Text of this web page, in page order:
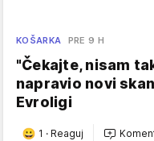
KOŠARKA PRE 9 H
"Čekajte, nisam
napravio novi
Evroligi
1 · Reaguj